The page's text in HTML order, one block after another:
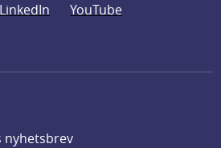
LinkedIn
YouTube
nyhetsbrev